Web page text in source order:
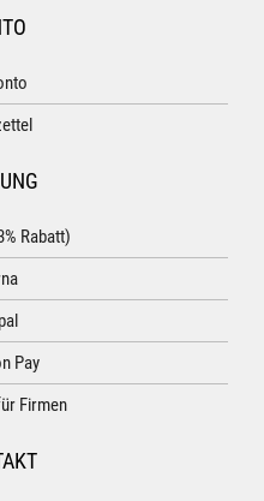
Rabatt)
Pay
Firmen